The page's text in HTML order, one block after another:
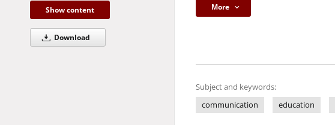
Show content
Download
More
Subject and keywords:
communication
education